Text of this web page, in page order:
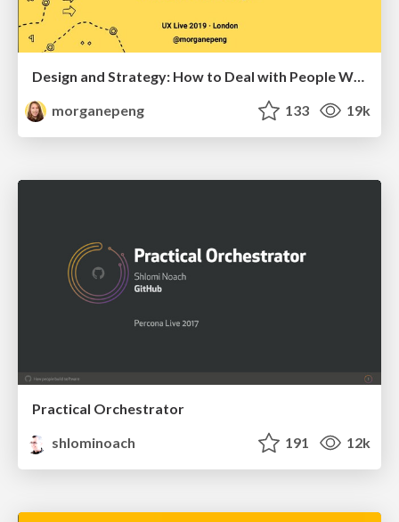
Design and Strategy: How to Deal with People Who Don’t "Get" Design
morganepeng
133 19k
Practical Orchestrator
shlominoach
191 12k